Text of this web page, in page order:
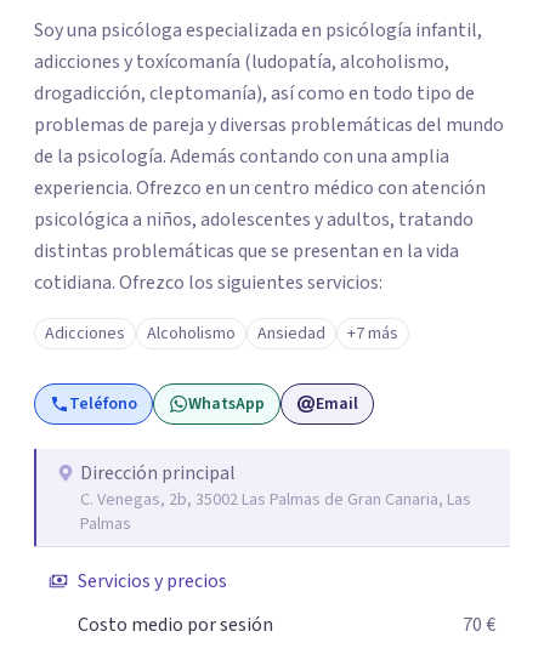
Soy una psicóloga especializada en psicólogía infantil,
adicciones y toxícomanía (ludopatía, alcoholismo,
drogadicción, cleptomanía), así como en todo tipo de
problemas de pareja y diversas problemáticas del mundo
de la psicología. Además contando con una amplia
experiencia. Ofrezco en un centro médico con atención
psicológica a niños, adolescentes y adultos, tratando
distintas problemáticas que se presentan en la vida
cotidiana. Ofrezco los siguientes servicios:
Adicciones Alcoholismo Ansiedad +7 más
Teléfono WhatsApp Email
Dirección principal
C. Venegas, 2b, 35002 Las Palmas de Gran Canaria, Las
Palmas
Servicios y precios
Costo medio por sesión
70 €